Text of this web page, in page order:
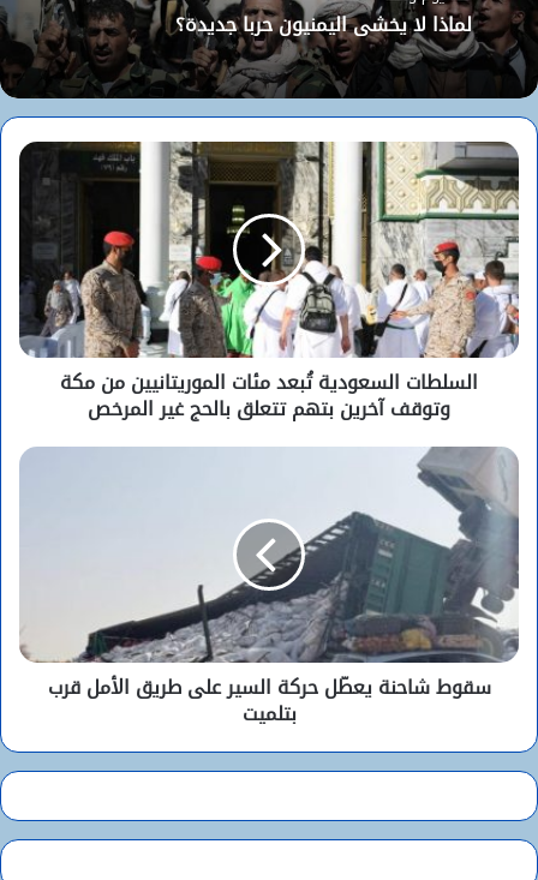
لماذا لا يخشى اليمنيون حربا جديدة؟
السلطات السعودية تُبعد مئات الموريتانيين من مكة
وتوقف آخرين بتهم تتعلق بالحج غير المرخص
سقوط شاحنة يعطّل حركة السير على طريق الأمل قرب
بتلميت